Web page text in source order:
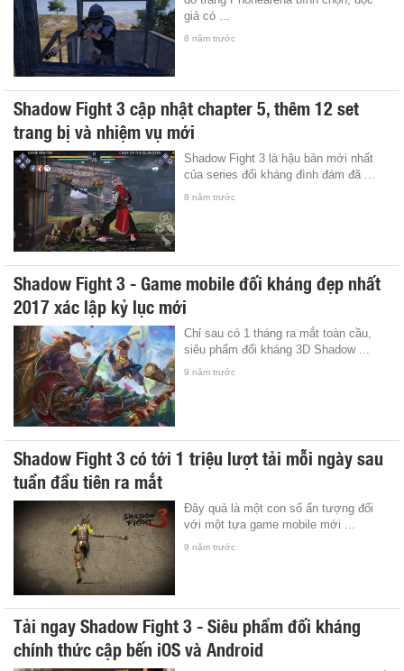
giả có ...
8 năm trước
Shadow Fight 3 cập nhật chapter 5, thêm 12 set
trang bị và nhiệm vụ mới
Shadow Fight 3 là hậu bản mới nhất
của series đối kháng đình đám đã ...
8 năm trước
Shadow Fight 3 - Game mobile đối kháng đẹp nhất
2017 xác lập kỷ lục mới
Chỉ sau có 1 tháng ra mắt toàn cầu,
siêu phẩm đối kháng 3D Shadow ...
9 năm trước
Shadow Fight 3 có tới 1 triệu lượt tải mỗi ngày sau
tuần đầu tiên ra mắt
Đây quả là một con số ấn tượng đối
với một tựa game mobile mới ...
9 năm trước
Tải ngay Shadow Fight 3 - Siêu phẩm đối kháng
chính thức cập bến iOS và Android